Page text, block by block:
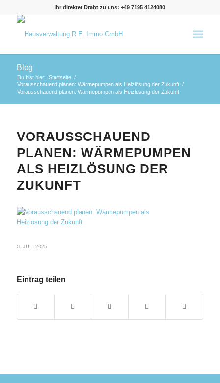
Ihr direkter Draht zu uns: +49 7195 4124080
Blog
Du bist hier: Startseite /
Vorausschauend planen: Wärmepumpen als Heizlösung der Zukunft /
Vorausschauend planen: Wärmepumpen als Heizlösung der Zukunft
VORAUSSCHAUEND
PLANEN: WÄRMEPUMPEN
ALS HEIZLÖSUNG DER
ZUKUNFT
3. JULI 2025
Eintrag teilen